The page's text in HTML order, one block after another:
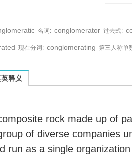
名词: conglomerator 过去式:
现在分词: conglomerating 第三人称单
的英文翻译是什么意思，词典释义与
释义
rock made up of
of diverse companies
run as a single organization